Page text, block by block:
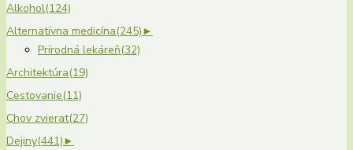
Alkohol(124)
Alternatívna medicína(245)►
Prírodná lekáreň(32)
Architektúra(19)
Cestovanie(11)
Chov zvierat(27)
Dejiny(441)►